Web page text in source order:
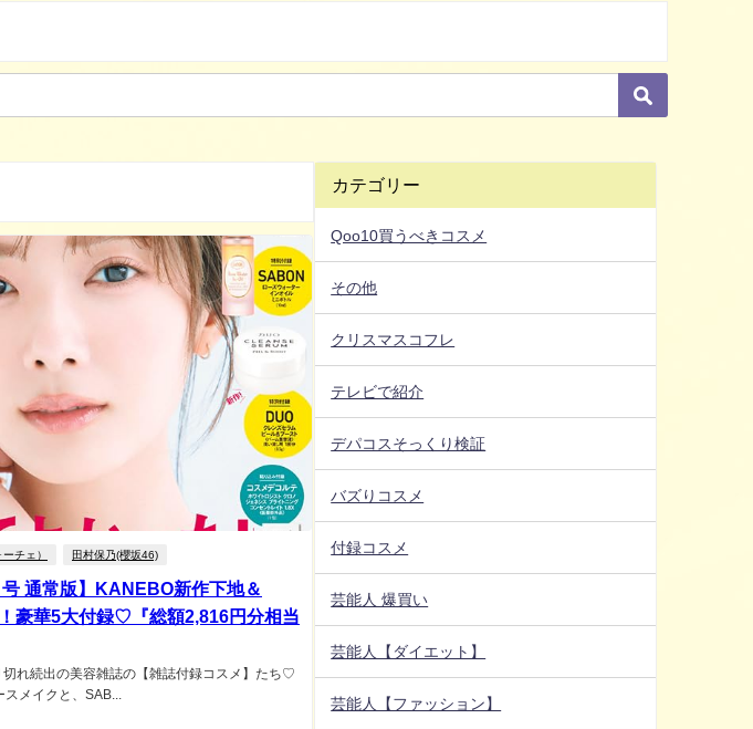
チェ） 田村保乃(櫻坂46)
号 通常版】KANEBO新作下地＆
豪華5大付録♡『総額2,816円分相当
れ続出の美容雑誌の【雑誌付録コスメ】たち♡
スメイクと、SAB...
カテゴリー
Qoo10買うべきコスメ
その他
クリスマスコフレ
テレビで紹介
デパコスそっくり検証
バズりコスメ
付録コスメ
芸能人 爆買い
芸能人【ダイエット】
芸能人【ファッション】